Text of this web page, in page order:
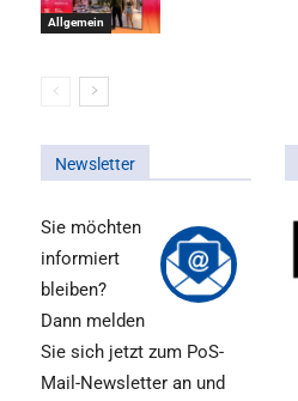
Allgemein
Newsletter
Sie möchten
informiert
bleiben?
Dann melden
Sie sich jetzt zum PoS-
Mail-Newsletter an und